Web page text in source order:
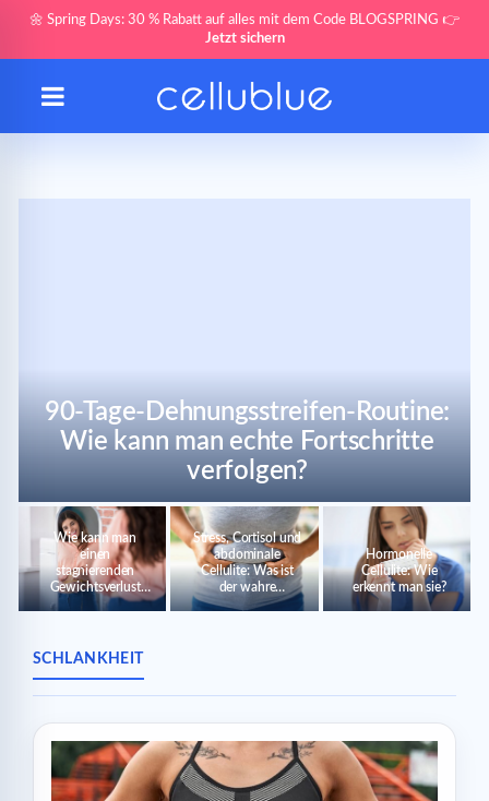
🌼 Spring Days: 30 % Rabatt auf alles mit dem Code BLOGSPRING 👉
Jetzt sichern
90-Tage-Dehnungsstreifen-Routine:
Wie kann man echte Fortschritte
verfolgen?
Wie kann man
einen
stagnierenden
Gewichtsverlust
wieder aufnehmen?
Stress, Cortisol und
abdominale
Cellulite: Was ist
der wahre
Zusammenhang?
Hormonelle
Cellulite: Wie
erkennt man sie?
SCHLANKHEIT